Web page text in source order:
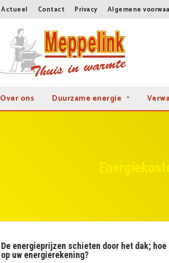
Actueel Contact Privacy Algemene
Over ons Duurzame energie
De energieprijzen schieten door het dak;
op uw energierekening?